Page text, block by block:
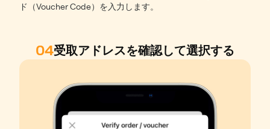
ド（Voucher Code）を入力します。
04受取アドレスを確認して選択する